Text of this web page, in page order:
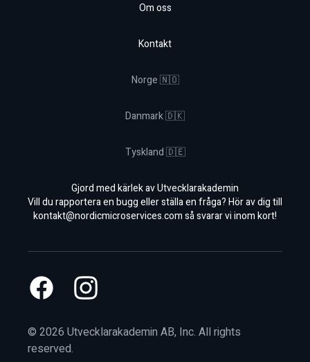
Om oss
Kontakt
Norge 🇳🇴
Danmark 🇩🇰
Tyskland 🇩🇪
Gjord med kärlek av Utvecklarakademin
Vill du rapportera en bugg eller ställa en fråga? Hör av dig till
kontakt@nordicmicroservices.comså svarar vi inom kort!
FacebookInstagram
© 2026 Utvecklarakademin AB, Inc. All rights
reserved.